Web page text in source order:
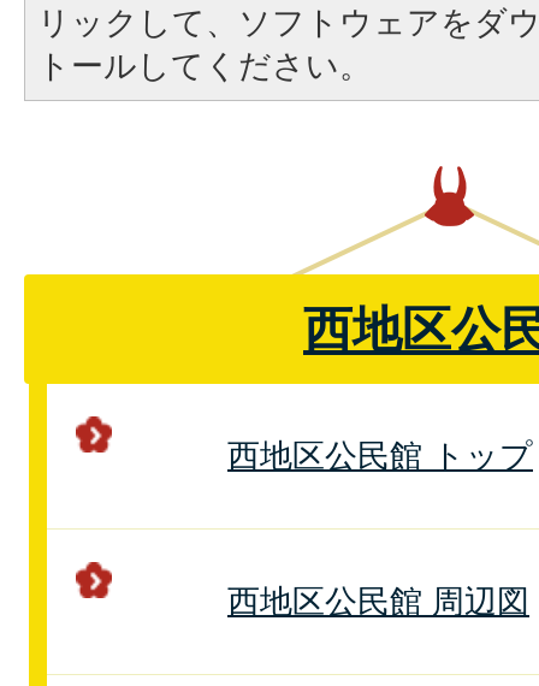
リックして、ソフトウェアをダ
トールしてください。
西地区公
西地区公民館 トップ
西地区公民館 周辺図